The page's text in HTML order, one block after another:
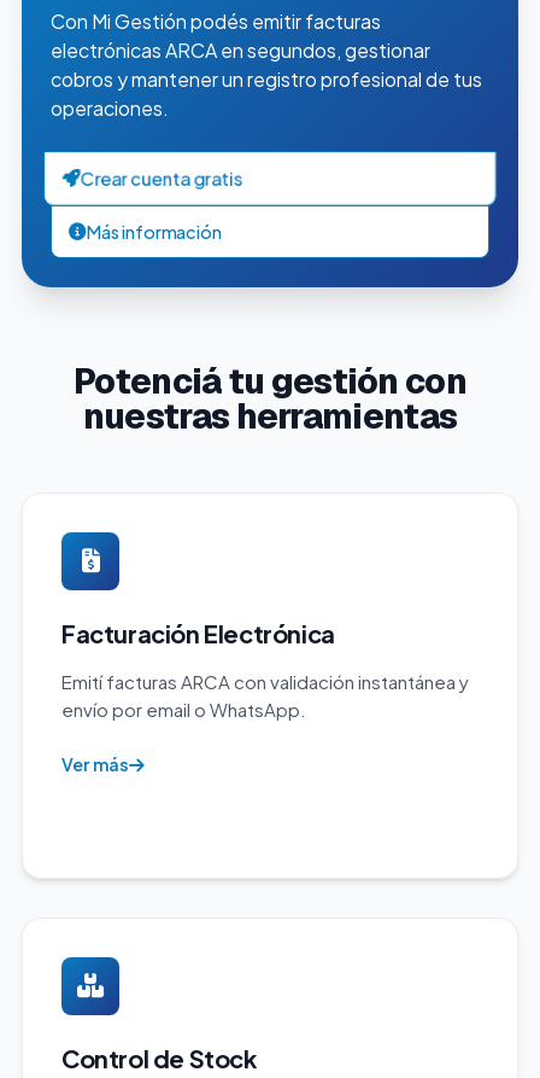
Con Mi Gestión podés emitir facturas
electrónicas ARCA en segundos, gestionar
cobros y mantener un registro profesional de tus
operaciones.
Crear cuenta gratis
Más información
Potenciá tu gestión con
nuestras herramientas
Facturación Electrónica
Emití facturas ARCA con validación instantánea y
envío por email o WhatsApp.
Ver más
Control de Stock